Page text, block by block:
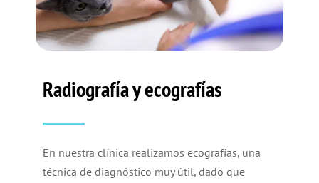
Radiografía y ecografías
En nuestra clínica realizamos ecografías, una
técnica de diagnóstico muy útil, dado que